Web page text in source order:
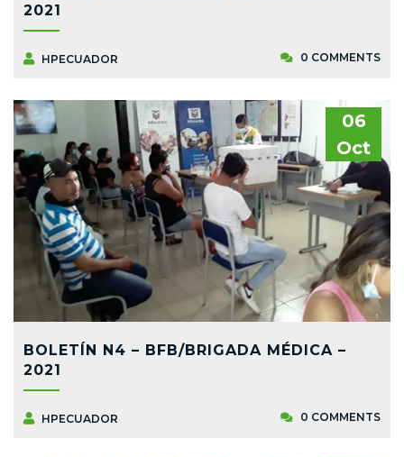
2021
HPECUADOR 0 COMMENTS
06
Oct
BOLETÍN N4 – BFB/BRIGADA MÉDICA –
2021
HPECUADOR 0 COMMENTS